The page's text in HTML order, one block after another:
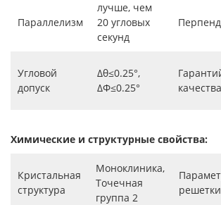
Параллелизм
лучше, чем
20 угловых
секунд
Угловой
допуск
Δθ≤0.25°,
ΔΦ≤0.25°
качества
Химические и структурные свойства:
Кристальная
структура
Моноклиника,
Точечная
группа 2
решетки